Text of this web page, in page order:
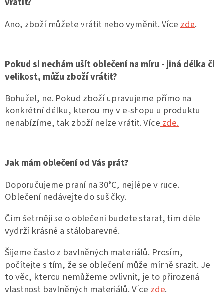
Měna
(CZK)
Přihlášení
Ano, zboží můžete vrátit nebo vyměnit. Více zde.
Pokud si nechám ušít oblečení na míru - jiná délka či
velikost, můžu zboží vrátit?
Bohužel, ne. Pokud zboží upravujeme přímo na
konkrétní délku, kterou my v e-shopu u produktu
nenabízíme, tak zboží nelze vrátit. Více zde.
Jak mám oblečení od Vás prát?
Doporučujeme praní na 30°C, nejlépe v ruce.
Oblečení nedávejte do sušičky.
Čím šetrněji se o oblečení budete starat, tím déle
vydrží krásné a stálobarevné.
Šijeme často z bavlněných materiálů. Prosím,
počítejte s tím, že se oblečení může mírně srazit. Je
to věc, kterou nemůžeme ovlivnit, je to přirozená
vlastnost bavlněných materiálů. Více zde.